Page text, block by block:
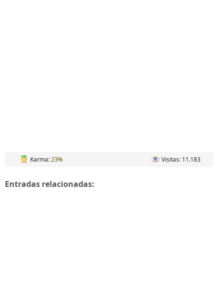
Karma:23% Visitas: 11.183
Entradas relacionadas: